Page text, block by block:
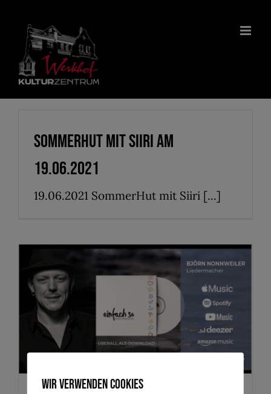
Inhalt
springen
SommerHut mit Siiri am
19.06.2021
19.06.2021 SommerHut mit Siiri [...]
Björn Nonnweiler -Live im
Werkhof Hohenlimburg
Fotogalerie der Veranstaltungen
Wir verwenden Cookies